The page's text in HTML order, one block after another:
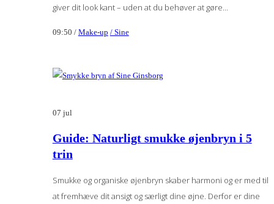
giver dit look kant – uden at du behøver at gøre...
09:50 / Make-up / Sine
07 jul
Guide: Naturligt smukke øjenbryn i 5
trin
Smukke og organiske øjenbryn skaber harmoni og er med til
at fremhæve dit ansigt og særligt dine øjne. Derfor er dine